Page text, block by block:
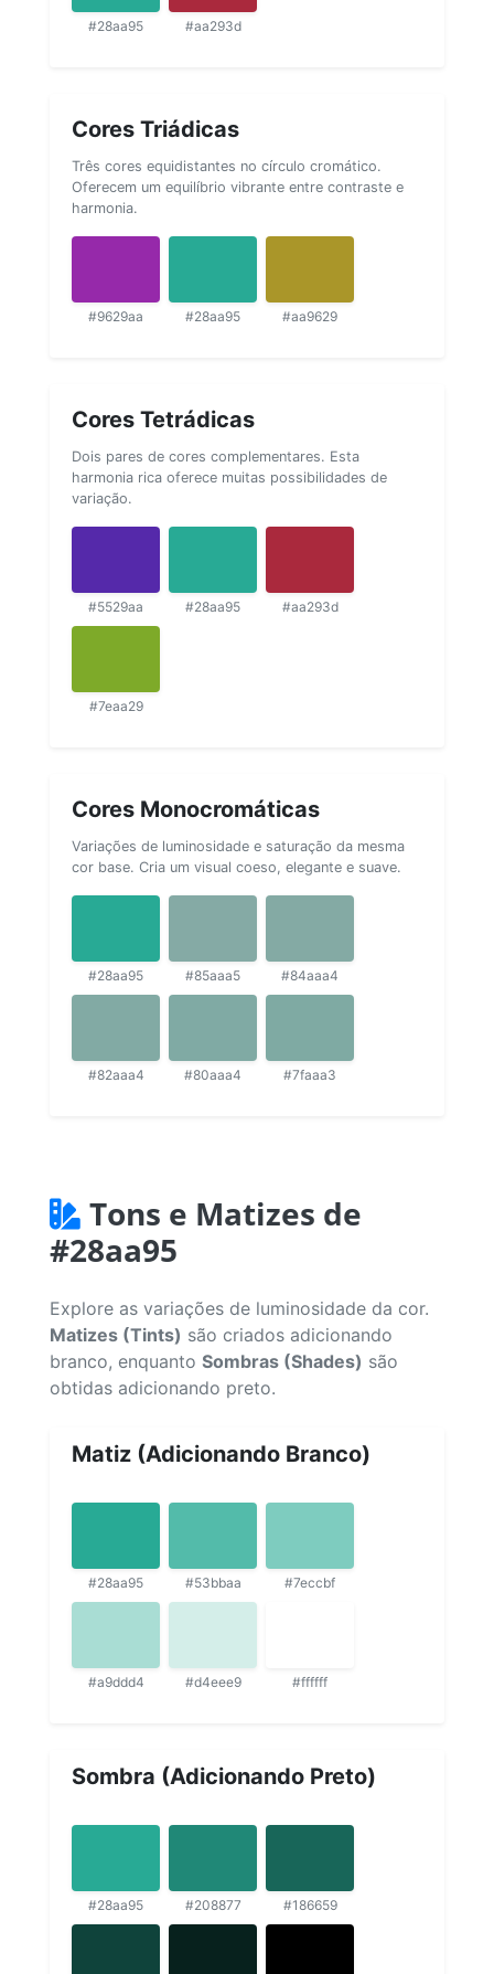
#28aa95 #aa293d
Cores Triádicas
Três cores equidistantes no círculo cromático.
Oferecem um equilíbrio vibrante entre contraste e
harmonia.
#9629aa #28aa95 #aa9629
Cores Tetrádicas
Dois pares de cores complementares. Esta
harmonia rica oferece muitas possibilidades de
variação.
#5529aa #28aa95 #aa293d
#7eaa29
Cores Monocromáticas
Variações de luminosidade e saturação da mesma
cor base. Cria um visual coeso, elegante e suave.
#28aa95 #85aaa5 #84aaa4
#82aaa4 #80aaa4 #7faaa3
Tons e Matizes de
#28aa95
Explore as variações de luminosidade da cor.
Matizes (Tints) são criados adicionando
branco, enquanto Sombras (Shades) são
obtidas adicionando preto.
Matiz (Adicionando Branco)
#28aa95 #53bbaa #7eccbf
#a9ddd4 #d4eee9 #ffffff
Sombra (Adicionando Preto)
#28aa95 #208877 #186659